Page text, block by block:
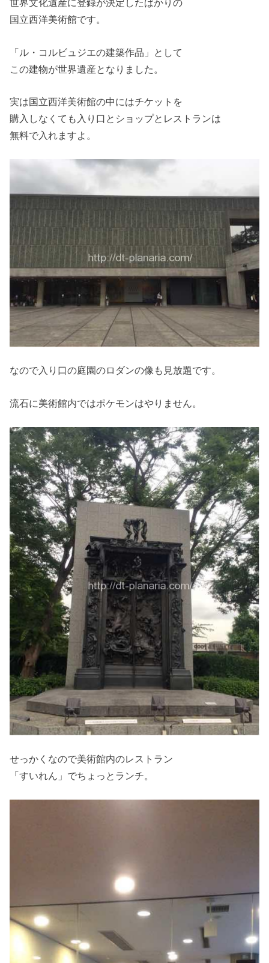
世界文化遺産に登録が決定したばかりの
国立西洋美術館です。
「ル・コルビュジエの建築作品」として
この建物が世界遺産となりました。
実は国立西洋美術館の中にはチケットを
購入しなくても入り口とショップとレストランは
無料で入れますよ。
なので入り口の庭園のロダンの像も見放題です。
流石に美術館内ではポケモンはやりません。
せっかくなので美術館内のレストラン
「すいれん」でちょっとランチ。